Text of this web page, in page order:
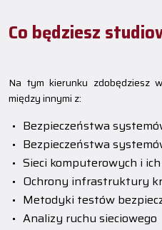
Co będziesz
Na tym kierunku zdobędziesz
między innymi z:
Bezpieczeństwa
Bezpieczeństwa
Sieci komputerowych i
Ochrony infrastruktury
Metodyki testów
Analizy ruchu sieciowego